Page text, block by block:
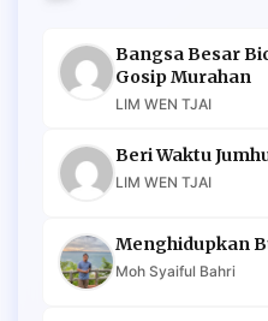
Bangsa Besar
Gosip Murahan
LIM WEN TJAI
Beri Waktu
LIM WEN TJAI
Menghidupkan
Moh Syaiful Bahri